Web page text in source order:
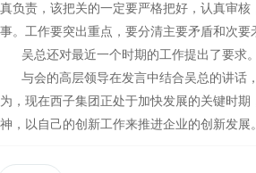
真负责，该把关的一定要严格把好，认真审核
事。工作要突出重点，要分清主要矛盾和次要
吴总还对最近一个时期的工作提出了要求。
与会的高层领导在发言中结合吴总的讲话
为，现在西子集团正处于加快发展的关键时
神，以自己的创新工作来推进企业的创新发展。